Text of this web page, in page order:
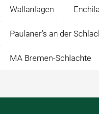
Wallanlagen
Paulaner's an der
MA Bremen-Schlachte